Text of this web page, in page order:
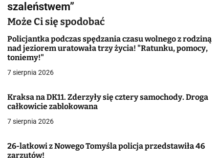
a
c
j
a
p
i
szaleństwem”
Może Ci się spodobać
Policjantka podczas spędzania czasu wolnego z rodziną
nad jeziorem uratowała trzy życia! "Ratunku, pomocy,
toniemy!"
7 sierpnia 2026
Kraksa na DK11. Zderzyły się cztery samochody. Droga
całkowicie zablokowana
7 sierpnia 2026
26-latkowi z Nowego Tomyśla policja przedstawiła 46
zarzutów!